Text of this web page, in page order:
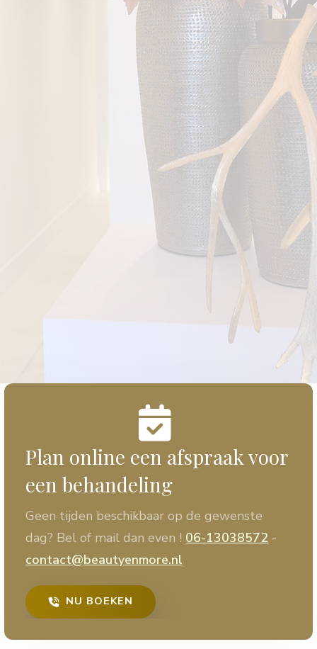
Plan online een afspraak voor
een behandeling
Geen tijden beschikbaar op de gewenste
dag? Bel of mail dan even ! 06-13038572 -
contact@beautyenmore.nl
NU BOEKEN